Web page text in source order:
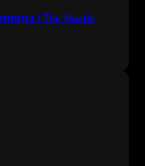
| The Hustle